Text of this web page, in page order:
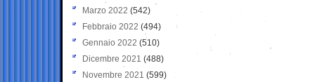
Marzo 2022 (542)
Febbraio 2022 (494)
Gennaio 2022 (510)
Dicembre 2021 (488)
Novembre 2021 (599)